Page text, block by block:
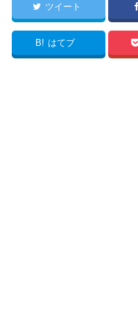
ツイート
B! はてブ